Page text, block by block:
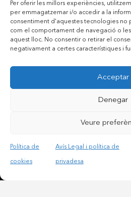
Per oferir les millors experiències,
per emmagatzemar i/o accedir a la
consentiment d'aquestes tecnologies no
com el comportament de navegació o
aquest lloc. No consentir o retirar el
negativament a certes característiques i
Acceptar
Denegar
Veure
Política de
cookies
Avís Legal i política de
privadesa
Contactar per telèfon mòbil